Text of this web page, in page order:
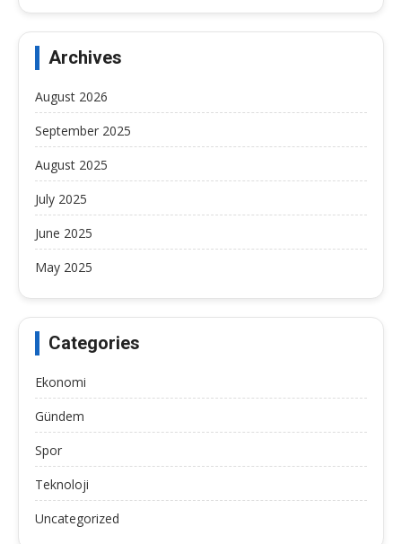
Archives
August 2026
September 2025
August 2025
July 2025
June 2025
May 2025
Categories
Ekonomi
Gündem
Spor
Teknoloji
Uncategorized